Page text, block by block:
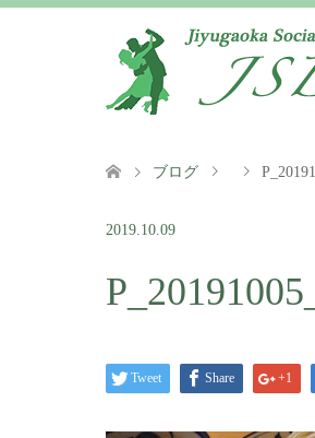
ブログ
2019.10.09
Tweet Share +1